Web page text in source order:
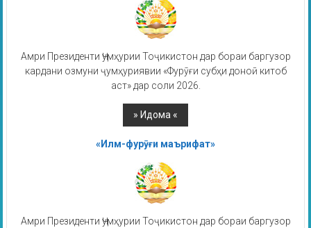
Амри Президенти Ҷумҳурии Тоҷикистон дар бораи баргузор
кардани озмуни ҷумҳуриявии «Фурӯғи субҳи доноӣ китоб
аст» дар соли 2026.
«Илм-фурӯғи маърифат»
Амри Президенти Ҷумҳурии Тоҷикистон дар бораи баргузор